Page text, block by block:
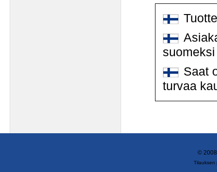
suomeksi
Saat
turvaa
©
Tilauksen